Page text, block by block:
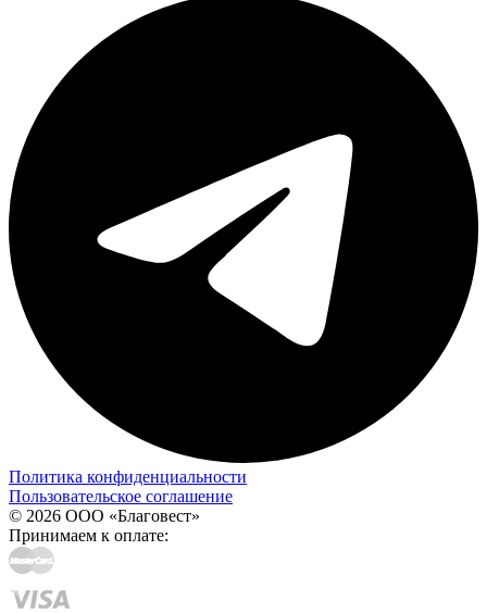
Политика конфиденциальности
Пользовательское соглашение
© 2026 ООО «Благовест»
Принимаем к оплате: